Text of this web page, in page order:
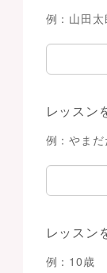
例：山田太
レッスン
例：やまだ
レッスン
例：10歳